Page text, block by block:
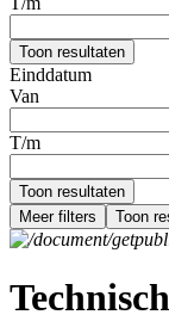
Toon resultaten
Einddatum
Van
T/m
Toon resultaten
Meer filters
Toon